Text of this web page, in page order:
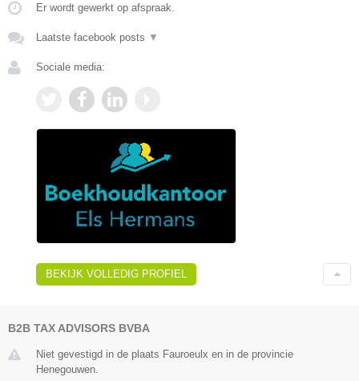
Er wordt gewerkt op afspraak.
Laatste facebook posts ▼
Sociale media:
BEKIJK VOLLEDIG PROFIEL
B2B TAX ADVISORS BVBA
Niet gevestigd in de plaats Fauroeulx en in de provincie
Henegouwen.